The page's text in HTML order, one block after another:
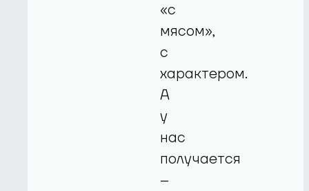
«с
мясом»,
с
характером.
А
у
нас
получается
–